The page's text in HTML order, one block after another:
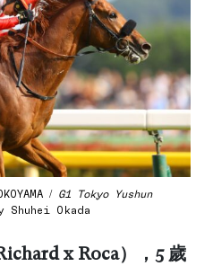
/ G1 Tokyo Yushun
Shuhei Okada
x Roca），5 歲